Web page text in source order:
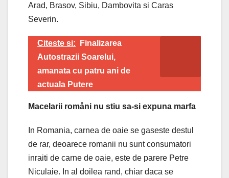
Arad, Brasov, Sibiu, Dambovita si Caras
Severin.
Citeste si:
Finalizarea
Autostrazii Soarelui,
amanata cu patru ani de
actuala Putere
Macelarii romåni nu stiu sa-si expuna marfa
In Romania, carnea de oaie se gaseste destul
de rar, deoarece romanii nu sunt consumatori
inraiti de carne de oaie, este de parere Petre
Niculaie. In al doilea rand, chiar daca se